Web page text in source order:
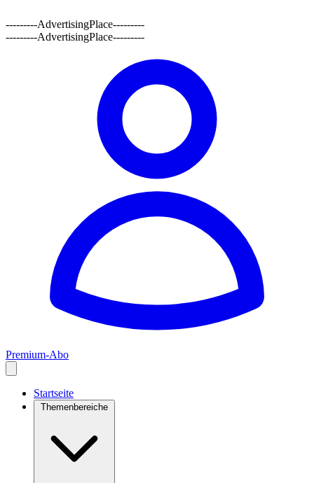
---------AdvertisingPlace---------
---------AdvertisingPlace---------
Premium-Abo
Startseite
Themenbereiche